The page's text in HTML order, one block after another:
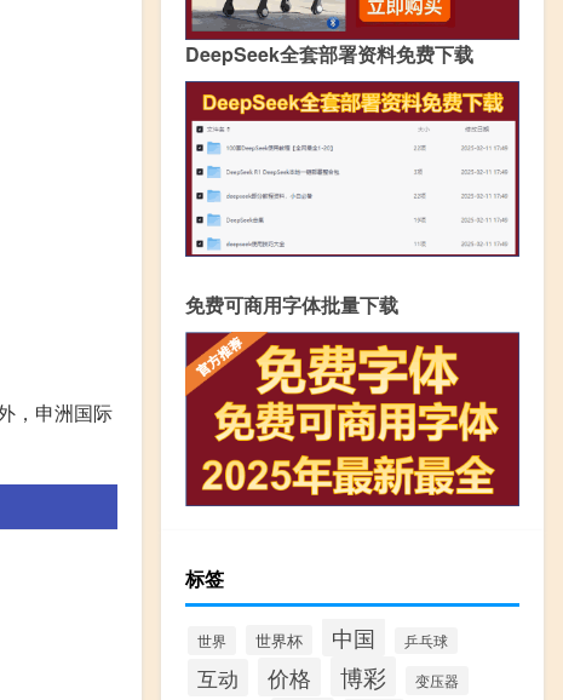
，申洲国际
DeepSeek全套部署资料免费下载
免费可商用字体批量下载
标签
世界 世界杯 中国 乒乓球
互动 价格 博彩 变压器